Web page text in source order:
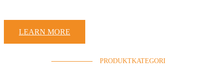
LEARN MORE
PRODUKTKATEGORI